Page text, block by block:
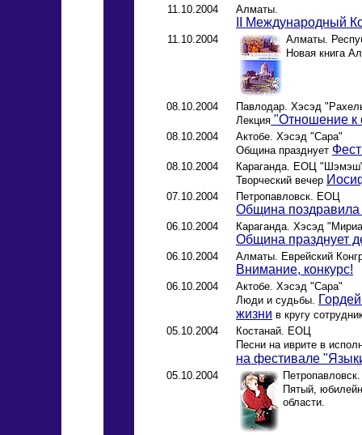
11.10.2004 Алматы.
II Международный
11.10.2004
Алматы.
Новая книга
08.10.2004
Павлодар. Хэсэд
Лекция "Отношение к
08.10.2004
Актобе. Хэсэд "Сара"
Община празднует
08.10.2004
Караганда. ЕОЦ
Творческий вечер
07.10.2004 Петропавловск. ЕОЦ
Община поздравила
06.10.2004 Караганда. Хэсэд
Община празднует
06.10.2004 Алматы. Еврейский
Внимание, конкурс!
06.10.2004
Актобе. Хэсэд "Сара"
Люди и судьбы.
жизни в кругу
05.10.2004
Костанай. ЕОЦ
Песни на иврите в
на фестивале
05.10.2004
Пятый,
области.